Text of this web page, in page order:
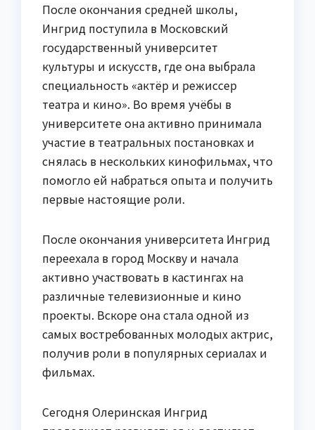
После окончания средней школы,
Ингрид поступила в Московский
государственный университет
культуры и искусств, где она выбрала
специальность «актёр и режиссер
театра и кино». Во время учёбы в
университете она активно принимала
участие в театральных постановках и
снялась в нескольких кинофильмах, что
помогло ей набраться опыта и получить
первые настоящие роли.
После окончания университета Ингрид
переехала в город Москву и начала
активно участвовать в кастингах на
различные телевизионные и кино
проекты. Вскоре она стала одной из
самых востребованных молодых актрис,
получив роли в популярных сериалах и
фильмах.
Сегодня Олеринская Ингрид